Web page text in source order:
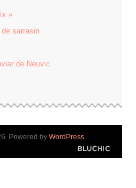
»
sarrasin
de Neuvic
Powered by WordPress